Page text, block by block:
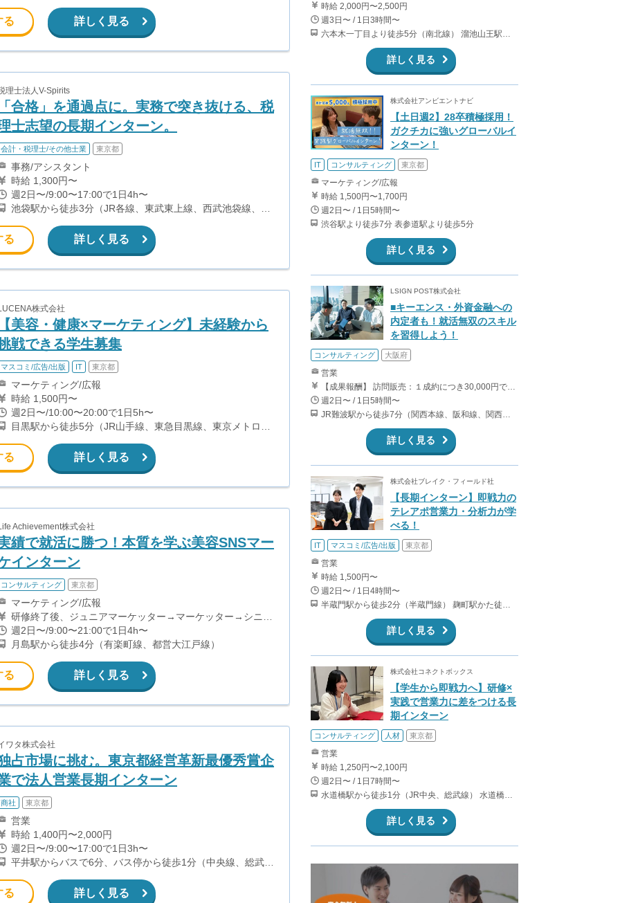
喫煙防止措置：屋内禁煙（喫煙専用スペースあり）
る 詳しく見る
理士法人V-Spirits
合格」を通過点に。実務で突き抜ける、税
士志望の長期インターン。
会計・税理士/その他士業 東京都
事務/アシスタント
時給 1,300円〜
週2日〜/9:00〜17:00で1日4h〜
池袋駅から徒歩3分（JR各線、東武東上線、西武池袋線、有
楽町線） ◎駅3分の好立地！キレイで新しい21階建て高層ビ
ルです。
る 詳しく見る
株式会社
美容・健康×マーケティング】未経験から
戦できる学生募集
マスコミ/広告/出版 IT 東京都
マーケティング/広報
時給 1,500円〜
週2日〜/10:00〜20:00で1日5h〜
目黒駅から徒歩5分（JR山手線、東急目黒線、東京メトロ南
る 詳しく見る
Achievement株式会社
績で就活に勝つ！本質を学ぶ美容SNSマー
インターン
コンサルティング 東京都
マーケティング/広報
研修終了後、ジュニアマーケッター→マーケッター→シニア
マーケッター→副主任→主任→マネージャーと昇格していき
ます。 ・ジュニアマーケッター＆マーケッター＆シニアマ
ーケッター SNSアカウントへの投稿1件につき1,000円〜
酬8〜15万円/月 +成果購入・再生数達成によるインセンティ
ブ ※週20時間以上の稼働目安 ・マネージャー 固定報酬15〜
20万円/月 +成果購入・再生数達成によるインセンティブ ※
円前後（時給換算2,000円以上）です。
週2日〜/9:00〜21:00で1日4h〜
月島駅から徒歩4分（有楽町線、都営大江戸線）
る 詳しく見る
ワタ株式会社
占市場に挑む。東京都経営革新最優秀賞企
で法人営業長期インターン
商社 東京都
営業
時給 1,400円〜2,000円
週2日〜/9:00〜17:00で1日3h〜
平井駅からバスで6分、バス停から徒歩1分（中央線、総武
る 詳しく見る
時給 2,000円〜2,500円
週3日〜 / 1日3時間〜
詳しく見る
株式会社アンビエントナビ
【土日週2】28卒積極採用！
ガクチカに強いグローバルイ
ンターン！
IT コンサルティング 東京都
マーケティング/広報
時給 1,500円〜1,700円
週2日〜 / 1日5時間〜
渋谷駅より徒歩7分 表参道駅より徒歩5分
詳しく見る
LSIGN POST株式会社
■キーエンス・外資金融への
内定者も！就活無双のスキル
を習得しよう！
コンサルティング 大阪府
営業
週2日〜 / 1日5時間〜
詳しく見る
株式会社ブレイク・フィールド社
【長期インターン】即戦力の
テレアポ営業力・分析力が学
べる！
IT マスコミ/広告/出版 東京都
営業
時給 1,500円〜
週2日〜 / 1日4時間〜
詳しく見る
株式会社コネクトボックス
【学生から即戦力へ】研修×
実践で営業力に差をつける長
期インターン
コンサルティング 人材 東京都
営業
時給 1,250円〜2,100円
週2日〜 / 1日7時間〜
詳しく見る